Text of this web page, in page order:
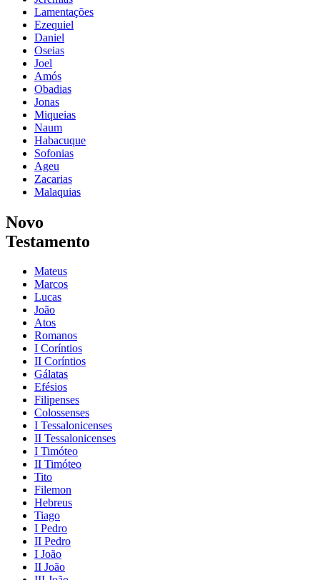
Lamentações
Ezequiel
Daniel
Oseias
Joel
Amós
Obadias
Jonas
Miqueias
Naum
Habacuque
Sofonias
Ageu
Zacarias
Malaquias
Novo
Testamento
Mateus
Marcos
Lucas
João
Atos
Romanos
I Coríntios
II Coríntios
Gálatas
Efésios
Filipenses
Colossenses
I Tessalonicenses
II Tessalonicenses
I Timóteo
II Timóteo
Tito
Filemon
Hebreus
Tiago
I Pedro
II Pedro
I João
II João